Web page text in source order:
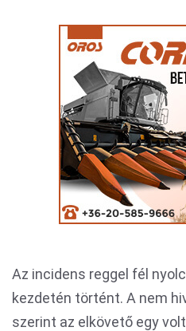
Az incidens reggel fél
kezdetén történt. A nem
szerint az elkövető egy